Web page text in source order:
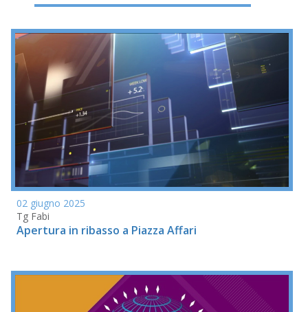
02 giugno 2025
Tg Fabi
Apertura in ribasso a Piazza Affari